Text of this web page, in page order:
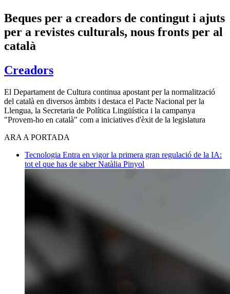
Beques per a creadors de contingut i ajuts
per a revistes culturals, nous fronts per al
català
Creadors
El Departament de Cultura continua apostant per la normalització
del català en diversos àmbits i destaca el Pacte Nacional per la
Llengua, la Secretaria de Política Lingüística i la campanya
"Provem-ho en català" com a iniciatives d'èxit de la legislatura
ARA A PORTADA
Tecnologia Entra en vigor la primera gran regulació de la IA:
tot el que has de saberNatàlia Pinyol